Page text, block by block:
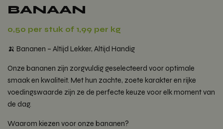
BANAAN
0,50 per stuk of 1,99 per kg
🍌 Bananen – Altijd Lekker, Altijd Handig
Onze bananen zijn zorgvuldig geselecteerd voor optimale
smaak en kwaliteit. Met hun zachte, zoete karakter en rijke
voedingswaarde zijn ze de perfecte keuze voor elk moment van
de dag.
Waarom kiezen voor onze bananen?